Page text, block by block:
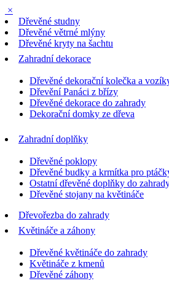
×
Dřevěné studny
Dřevěné větrné mlýny
Dřevěné kryty na šachtu
Zahradní dekorace
Dřevěné dekorační kolečka a
Dřevění Panáci z břízy
Dřevěné dekorace do zahrady
Dekorační domky ze dřeva
Zahradní doplňky
Dřevěné poklopy
Dřevěné budky a krmítka pro
Ostatní dřevěné doplňky do
Dřevěné stojany na květináče
Dřevořezba do zahrady
Květináče a záhony
Dřevěné květináče do zahrady
Květináče z kmenů
Dřevěné záhony